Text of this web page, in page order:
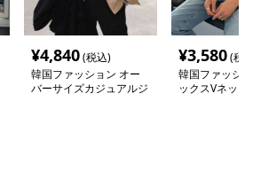
¥4,840(税込)
韓国ファッション オー
バーサイズカジュアルジ
¥3,580(税
韓国ファッシ
ックスVネック